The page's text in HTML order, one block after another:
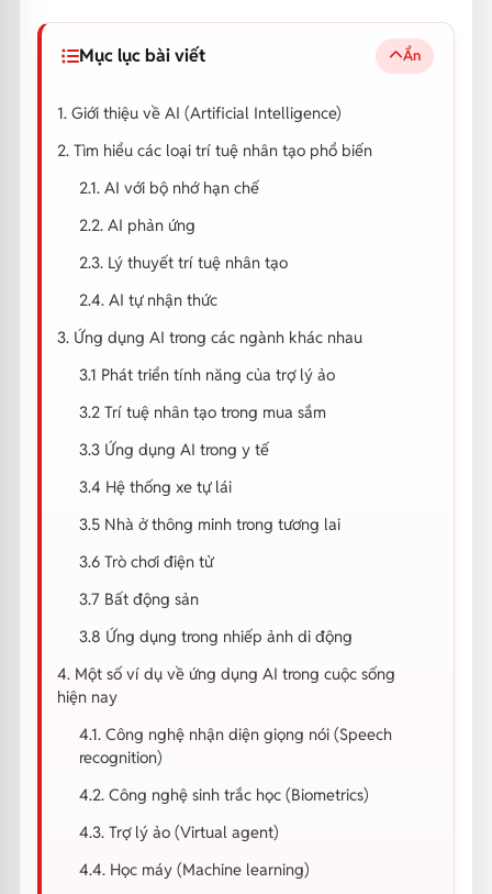
Mục lục bài viết Ẩn
1. Giới thiệu về AI (Artificial Intelligence)
2. Tìm hiểu các loại trí tuệ nhân tạo phổ biến
2.1. AI với bộ nhớ hạn chế
2.2. AI phản ứng
2.3. Lý thuyết trí tuệ nhân tạo
2.4. AI tự nhận thức
3. Ứng dụng AI trong các ngành khác nhau
3.1 Phát triển tính năng của trợ lý ảo
3.2 Trí tuệ nhân tạo trong mua sắm
3.3 Ứng dụng AI trong y tế
3.4 Hệ thống xe tự lái
3.5 Nhà ở thông minh trong tương lai
3.6 Trò chơi điện tử
3.7 Bất động sản
3.8 Ứng dụng trong nhiếp ảnh di động
4. Một số ví dụ về ứng dụng AI trong cuộc sống
hiện nay
4.1. Công nghệ nhận diện giọng nói (Speech
recognition)
4.2. Công nghệ sinh trắc học (Biometrics)
4.3. Trợ lý ảo (Virtual agent)
4.4. Học máy (Machine learning)